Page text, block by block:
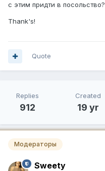
с этим придти в посольство?
Thank's!
Quote
Replies
912
Created
19 yr
Модераторы
Sweety